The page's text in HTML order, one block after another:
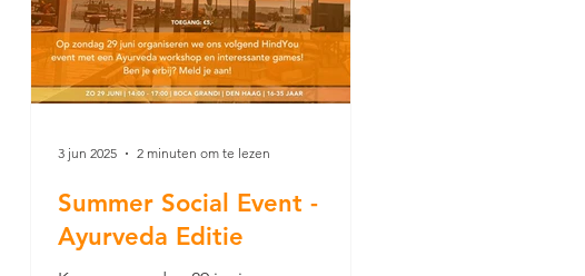
Summer Social Event -
Ayurveda Editie
3 jun 2025 2 minuten om te lezen